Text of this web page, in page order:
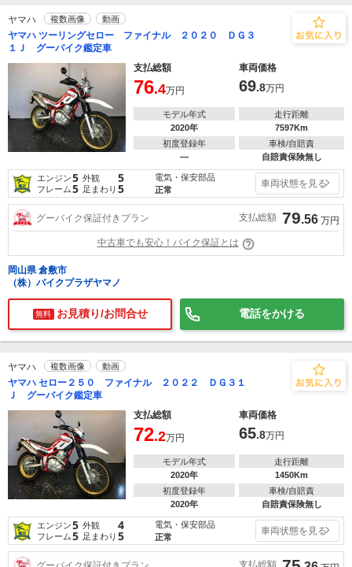
ヤマハ 複数画像 動画
ヤマハ ツーリングセロー ファイナル ２０２０ ＤＧ３
１Ｊ グーバイク鑑定車
支払総額
車両価格
76.4万円 69.8万円
モデル年式
2020年
走行距離
7597Km
初度登録年
―
車検/自賠責
自賠責保険無し
エンジン5 外観 5
フレーム5 足まわり 5
電気・保安部品
正常
車両状態を見る
グーバイク保証付きプラン 支払総額 79.56 万円
中古車でも安心！バイク保証とは
岡山県 倉敷市
（株）バイクプラザヤマノ
無料 お見積り/お問合せ 電話をかける
ヤマハ 複数画像 動画
ヤマハ セロー２５０ ファイナル ２０２２ ＤＧ３１
Ｊ グーバイク鑑定車
支払総額
車両価格
72.2万円 65.8万円
モデル年式
2020年
走行距離
1450Km
初度登録年
2020年
車検/自賠責
自賠責保険無し
エンジン5 外観 4
フレーム5 足まわり 5
電気・保安部品
正常
車両状態を見る
支払総額